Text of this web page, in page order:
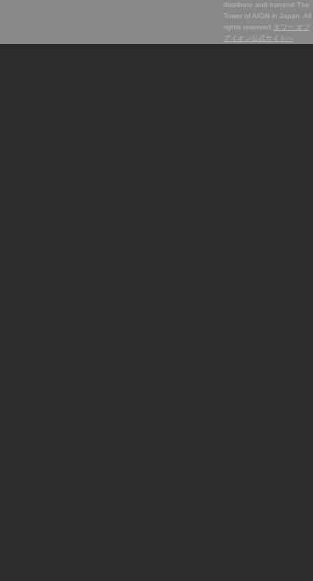
distribute and transmit The
Tower of AION in Japan. All
rights reserved. タワー オブ
アイオン公式サイトへ